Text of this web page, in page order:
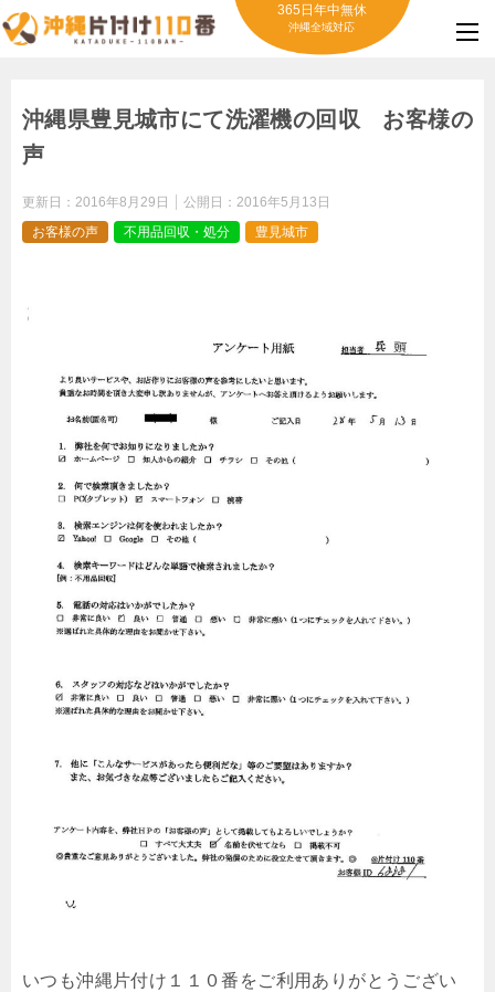
365日年中無休
沖縄全域対応
沖縄県豊見城市にて洗濯機の回収 お客様の
声
更新日： 2016年8月29日 公開日： 2016年5月13日
お客様の声
不用品回収・処分 豊見城市
いつも沖縄片付け１１０番をご利用ありがとうござい